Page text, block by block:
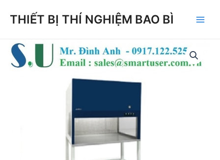
THIẾT BỊ THÍ NGHIỆM BAO BÌ